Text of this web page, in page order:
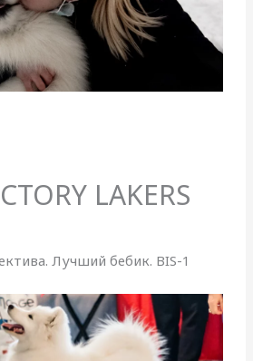
LAKERS
Лучший бебик. BIS-1